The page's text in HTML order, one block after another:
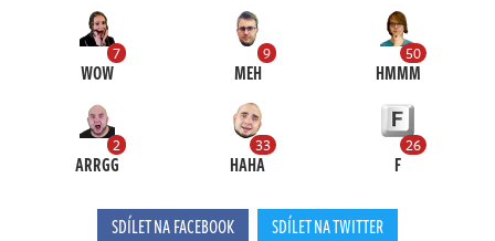
7
WOW
9
MEH
50
HMMM
2
ARRGG
33
HAHA
26
F
SDÍLET NA FACEBOOK SDÍLET NA TWITTER